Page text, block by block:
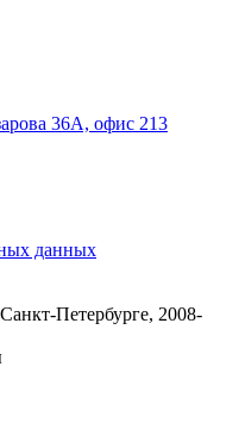
36А, офис 213
данных
Петербурге, 2008-